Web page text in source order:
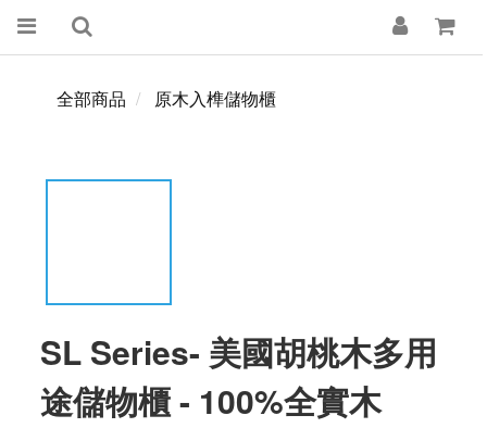
全部商品 原木入榫儲物櫃
SL Series- 美國胡桃木多用
途儲物櫃 - 100%全實木